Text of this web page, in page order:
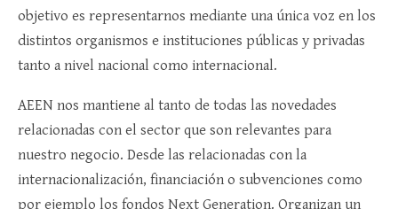
objetivo es representarnos mediante una única voz en los
distintos organismos e instituciones públicas y privadas
tanto a nivel nacional como internacional.
AEEN nos mantiene al tanto de todas las novedades
relacionadas con el sector que son relevantes para
nuestro negocio. Desde las relacionadas con la
internacionalización, financiación o subvenciones como
por ejemplo los fondos Next Generation. Organizan un